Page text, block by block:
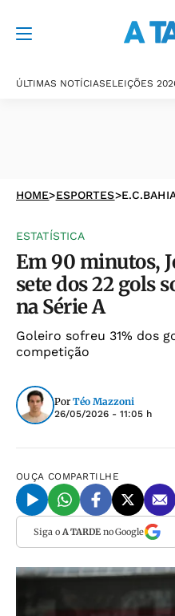
ÚLTIMAS NOTÍCIASELEIÇÕES
HOME>ESPORTES>
ESTATÍSTICA
Em 90 minutos,
sete dos 22 gols
na Série A
Goleiro sofreu 31% dos
competição
Por Téo Mazzoni
26/05/2026 - 11:05 h
OUÇA COMPARTILHE
Siga o A TARDEno Google